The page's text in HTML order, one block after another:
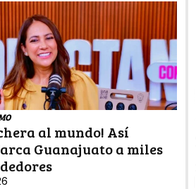
al mundo! Así
Guanajuato a miles